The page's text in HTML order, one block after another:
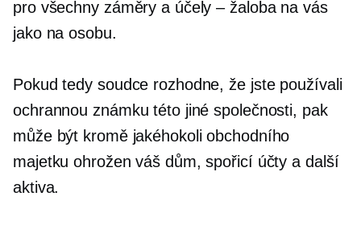
pro všechny záměry a účely – žaloba na vás
jako na osobu.
Pokud tedy soudce rozhodne, že jste používali
ochrannou známku této jiné společnosti, pak
může být kromě jakéhokoli obchodního
majetku ohrožen váš dům, spořicí účty a další
aktiva.